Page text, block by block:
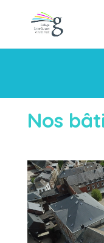
Nos